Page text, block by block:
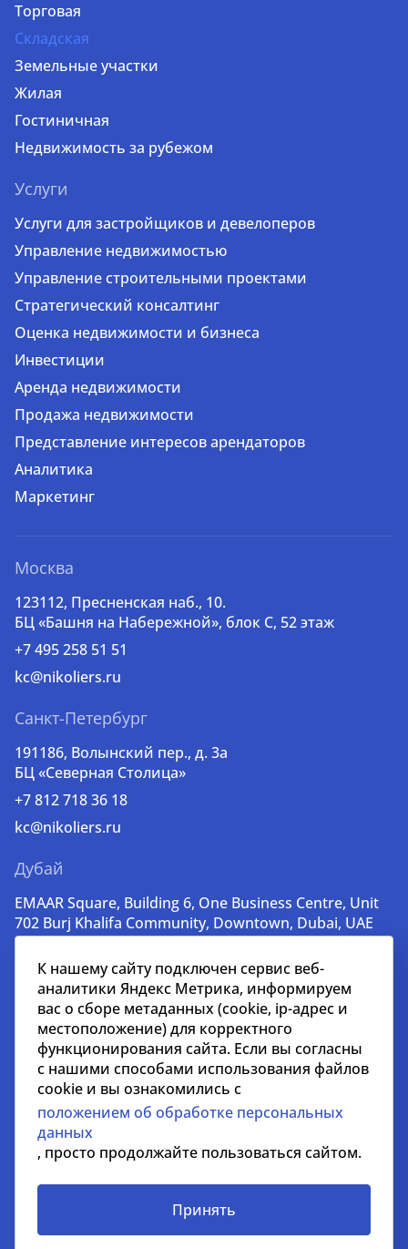
Торговая
Складская
Земельные участки
Жилая
Гостиничная
Недвижимость за рубежом
Услуги
Услуги для застройщиков и девелоперов
Управление недвижимостью
Управление строительными проектами
Стратегический консалтинг
Оценка недвижимости и бизнеса
Инвестиции
Аренда недвижимости
Продажа недвижимости
Представление интересов арендаторов
Аналитика
Маркетинг
Москва
123112, Пресненская наб., 10.
БЦ «Башня на Набережной», блок С, 52 этаж
+7 495 258 51 51
kc@nikoliers.ru
Санкт-Петербург
191186, Волынский пер., д. 3a
БЦ «Северная Столица»
+7 812 718 36 18
kc@nikoliers.ru
Дубай
EMAAR Square, Building 6, One Business Centre, Unit
702 Burj Khalifa Community, Downtown, Dubai, UAE
lead@nikoliers-global.com
© nikoliers.ru 1994 - 2026
Все права защищены
Информация, представленная на странице, носит
информативный характер и не является
распространителем рекламных материалов
Положение об обработке персональных данных
Условия сотрудничества
К нашему сайту подключен сервис веб-
аналитики Яндекс Метрика, информируем
вас о сборе метаданных (cookie, ip-адрес и
местоположение) для корректного
функционирования сайта. Если вы согласны
с нашими способами использования файлов
cookie и вы ознакомились с
положением об обработке персональных
данных
, просто продолжайте пользоваться сайтом.
Принять